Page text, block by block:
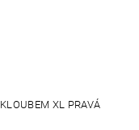
XL PRAVÁ